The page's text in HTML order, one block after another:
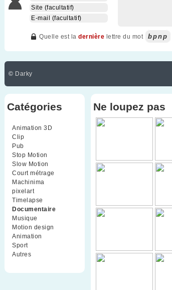
Quelle est la dernière lettre du mot bpnp
© Darky
Catégories
Animation 3D
Clip
Pub
Stop Motion
Slow Motion
Court métrage
Machinima
pixelart(10)
Timelapse
Documentaire
Musique
Motion design
Animation
Sport(2)
Autres
Ne loupez pas